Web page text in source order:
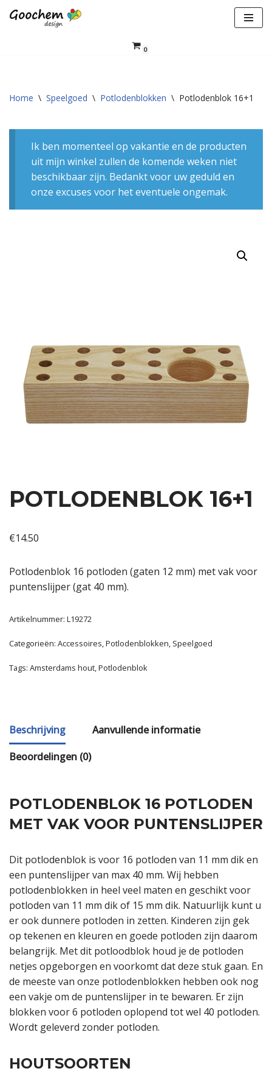
0
Home \ Speelgoed \ Potlodenblokken \ Potlodenblok 16+1
Ik ben momenteel op vakantie en de producten
uit mijn winkel zullen de komende weken niet
beschikbaar zijn. Bedankt voor uw geduld en
onze excuses voor het eventuele ongemak.
POTLODENBLOK 16+1
€14.50
Potlodenblok 16 potloden (gaten 12 mm) met vak voor
puntenslijper (gat 40 mm).
Artikelnummer: L19272
Categorieën: Accessoires,Potlodenblokken, Speelgoed
Tags: Amsterdams hout,Potlodenblok
Beschrijving
Aanvullende informatie
Beoordelingen (0)
POTLODENBLOK 16 POTLODEN
MET VAK VOOR PUNTENSLIJPER
Dit potlodenblok is voor 16 potloden van 11 mm dik en
een puntenslijper van max 40 mm. Wij hebben
potlodenblokken in heel veel maten en geschikt voor
potloden van 11 mm dik of 15 mm dik. Natuurlijk kunt u
er ook dunnere potloden in zetten. Kinderen zijn gek
op tekenen en kleuren en goede potloden zijn daarom
belangrijk. Met dit potloodblok houd je de potloden
netjes opgeborgen en voorkomt dat deze stuk gaan. En
de meeste van onze potlodenblokken hebben ook nog
een vakje om de puntenslijper in te bewaren. Er zijn
blokken voor 6 potloden oplopend tot wel 40 potloden.
Wordt geleverd zonder potloden.
HOUTSOORTEN